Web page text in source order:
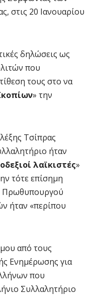
στις 20 Ιανουαρίου
δηλώσεις ως
που
τους στο να
» την
Τσίπρας
ήταν
λαϊκιστές»
τότε επίσημη
Πρωθυπουργού
ήταν «περίπου
από τους
Ενημέρωσης για
που
Συλλαλητήριο